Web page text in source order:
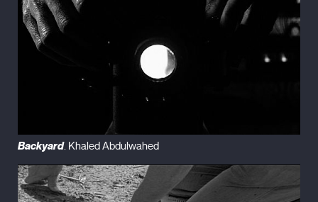
Backyard. Khaled Abdulwahed